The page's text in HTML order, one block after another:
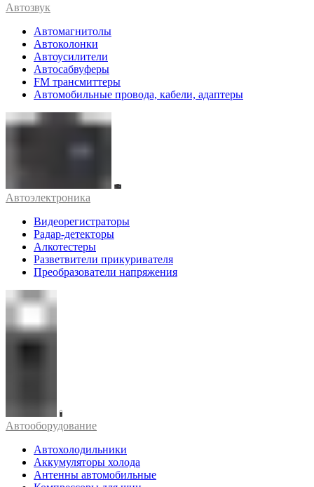
Автозвук
Автомагнитолы
Автоколонки
Автоусилители
Автосабвуферы
FM трансмиттеры
Автомобильные провода, кабели, адаптеры
Автоэлектроника
Видеорегистраторы
Радар-детекторы
Алкотестеры
Разветвители прикуривателя
Преобразователи напряжения
Автооборудование
Автохолодильники
Аккумуляторы холода
Антенны автомобильные